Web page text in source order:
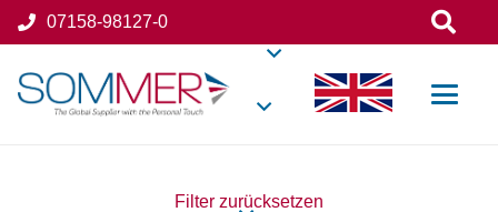
07158-98127-0
Filter zurücksetzen